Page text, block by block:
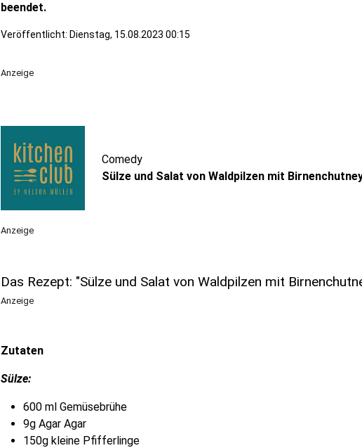
beendet.
Veröffentlicht: Dienstag, 15.08.2023 00:15
Anzeige
Comedy
Sülze und Salat von Waldpilzen mit
Anzeige
Das Rezept: "Sülze und Salat von Waldpilzen mit
Anzeige
Zutaten
Sülze:
600 ml Gemüsebrühe
9g Agar Agar
150g kleine Pfifferlinge